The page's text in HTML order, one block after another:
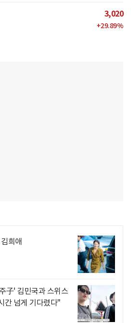
3,020
+29.89%
희애
子' 김민국과 스위스
간 넘게 기다렸다"